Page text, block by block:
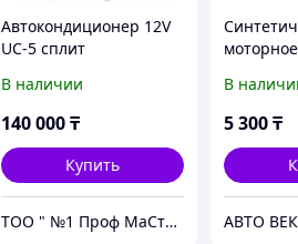
Автокондиционер 12V
UC-5 сплит
В наличии
140 000₸
Купить
ТОО " №1 Проф МаСтер ZNZS"
0W-20
В
5 300₸
АВТО